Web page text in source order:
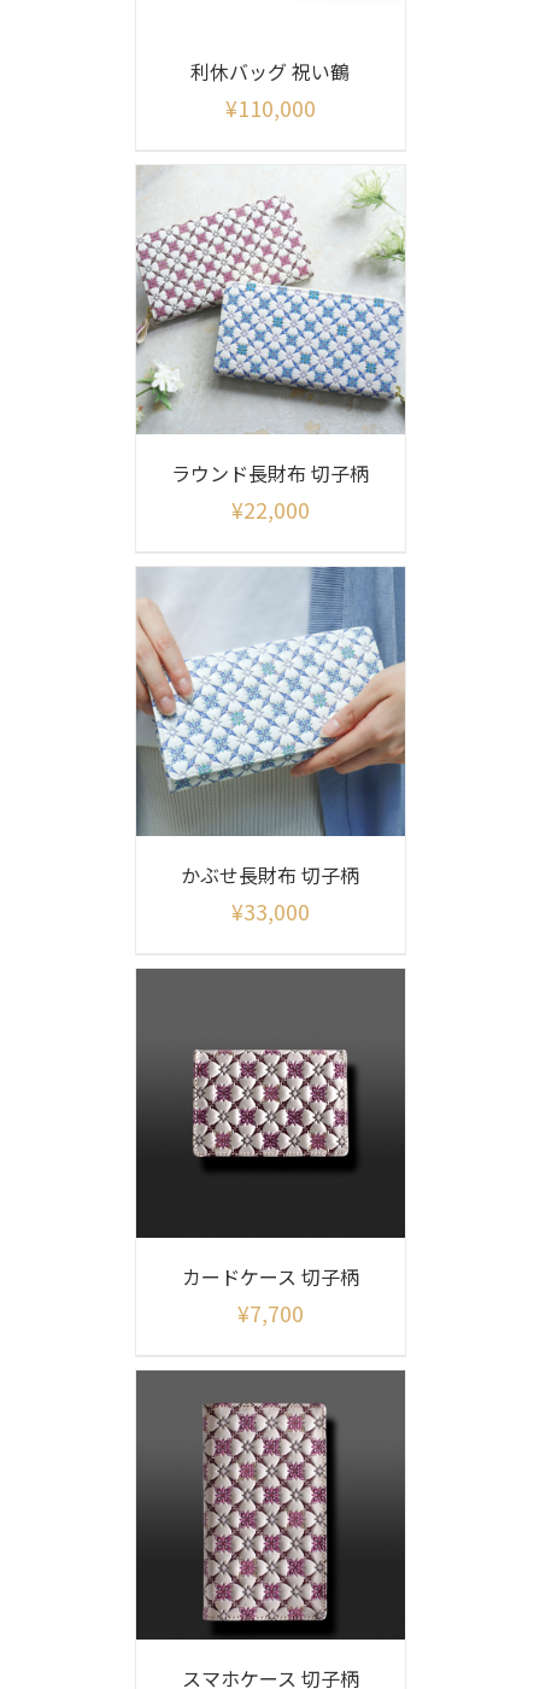
利休バッグ 祝い鶴
¥110,000
ラウンド長財布 切子柄
¥22,000
かぶせ長財布 切子柄
¥33,000
カードケース 切子柄
¥7,700
スマホケース 切子柄